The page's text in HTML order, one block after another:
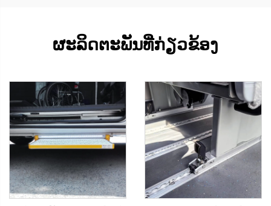
ຜະລິດຕະພັນທີ່ກ່ຽວຂ້ອງ